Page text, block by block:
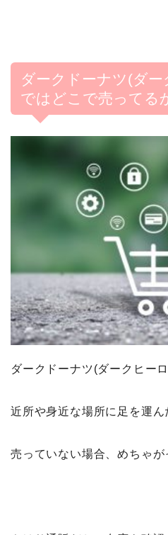
ダークドーナツ(ダー
ではどこで売ってる
ダークドーナツ(ダークヒーロ
近所や身近な場所に足を運
売っていない場合、めちゃが